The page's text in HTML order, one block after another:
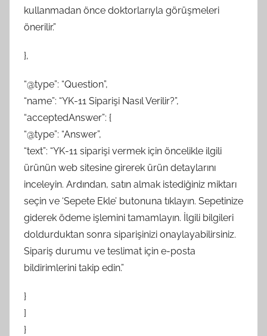
kullanmadan önce doktorlarıyla görüşmeleri
önerilir.”
},
“@type”: “Question”,
“name”: “YK-11 Siparişi Nasıl Verilir?”,
“acceptedAnswer”: {
“@type”: “Answer”,
“text”: “YK-11 siparişi vermek için öncelikle ilgili
ürünün web sitesine girerek ürün detaylarını
inceleyin. Ardından, satın almak istediğiniz miktarı
seçin ve ‘Sepete Ekle’ butonuna tıklayın. Sepetinize
giderek ödeme işlemini tamamlayın. İlgili bilgileri
doldurduktan sonra siparişinizi onaylayabilirsiniz.
Sipariş durumu ve teslimat için e-posta
bildirimlerini takip edin.”
}
]
}